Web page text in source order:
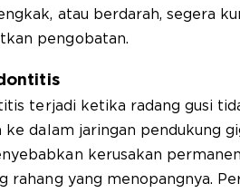
atau berdarah, segera
pengobatan.
terjadi ketika radang gusi
ke dalam jaringan pendukung
kerusakan
rahang yang menopangnya.